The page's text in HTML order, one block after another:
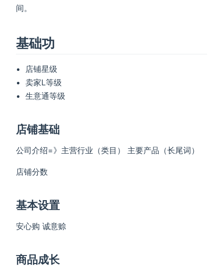
间。
基础功
店铺星级
卖家L等级
生意通等级
店铺基础
公司介绍=》主营行业（类目） 主要产品（长尾词）
店铺分数
基本设置
安心购 诚意赊
商品成长